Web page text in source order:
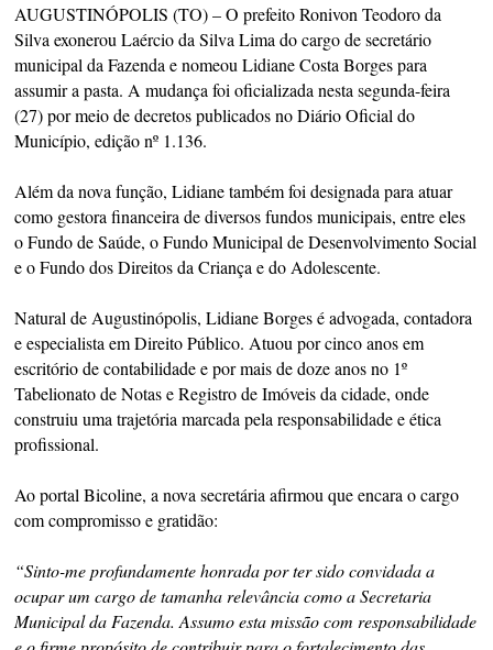
AUGUSTINÓPOLIS (TO) – O prefeito Ronivon Teodoro da
Silva exonerou Laércio da Silva Lima do cargo de secretário
municipal da Fazenda e nomeou Lidiane Costa Borges para
assumir a pasta. A mudança foi oficializada nesta segunda-feira
(27) por meio de decretos publicados no Diário Oficial do
Município, edição nº 1.136.
Além da nova função, Lidiane também foi designada para atuar
como gestora financeira de diversos fundos municipais, entre eles
o Fundo de Saúde, o Fundo Municipal de Desenvolvimento Social
e o Fundo dos Direitos da Criança e do Adolescente.
Natural de Augustinópolis, Lidiane Borges é advogada, contadora
e especialista em Direito Público. Atuou por cinco anos em
escritório de contabilidade e por mais de doze anos no 1º
Tabelionato de Notas e Registro de Imóveis da cidade, onde
construiu uma trajetória marcada pela responsabilidade e ética
profissional.
Ao portal Bicoline, a nova secretária afirmou que encara o cargo
com compromisso e gratidão:
“Sinto-me profundamente honrada por ter sido convidada a
ocupar um cargo de tamanha relevância como a Secretaria
Municipal da Fazenda. Assumo esta missão com responsabilidade